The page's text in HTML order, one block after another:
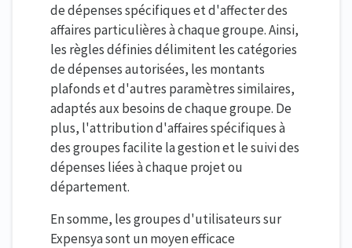
de dépenses spécifiques et d'affecter des
affaires particulières à chaque groupe. Ainsi,
les règles définies délimitent les catégories
de dépenses autorisées, les montants
plafonds et d'autres paramètres similaires,
adaptés aux besoins de chaque groupe. De
plus, l'attribution d'affaires spécifiques à
des groupes facilite la gestion et le suivi des
dépenses liées à chaque projet ou
département.
En somme, les groupes d'utilisateurs sur
Expensya sont un moyen efficace